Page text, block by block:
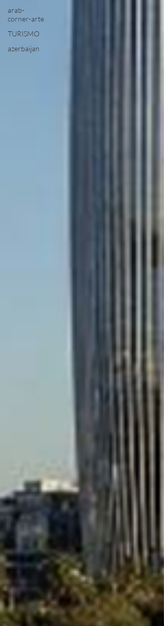
arab-
corner-arte
TURISMO
azerbaijan